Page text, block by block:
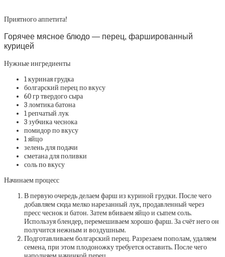
Приятного аппетита!
Горячее мясное блюдо — перец, фаршированный
курицей
Нужные ингредиенты
1 куриная грудка
болгарский перец по вкусу
60 гр твердого сыра
3 ломтика батона
1 репчатый лук
3 зубчика чеснока
помидор по вкусу
1 яйцо
зелень для подачи
сметана для поливки
соль по вкусу
Начинаем процесс
В первую очередь делаем фарш из куриной грудки. После чего
добавляем сюда мелко нарезанный лук, продавленный через
пресс чеснок и батон. Затем вбиваем яйцо и сыпем соль.
Используя блендер, перемешиваем хорошо фарш. За счёт него он
получится нежным и воздушным.
Подготавливаем болгарский перец. Разрезаем пополам, удаляем
семена, при этом плодоножку требуется оставить. После чего